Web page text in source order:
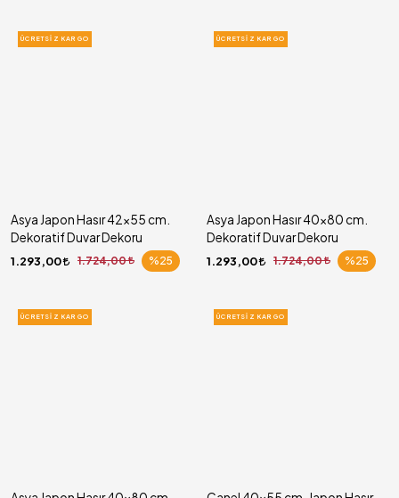
ÜCRETSIZ KARGO
Asya Japon Hasır 42x55 cm.
Dekoratif Duvar Dekoru
1.293,00 1.724,00 %25
ÜCRETSIZ KARGO
Asya Japon Hasır 40x80 cm.
Dekoratif Duvar Dekoru
1.293,00 1.724,00 %25
ÜCRETSIZ KARGO ÜCRETSIZ KARGO